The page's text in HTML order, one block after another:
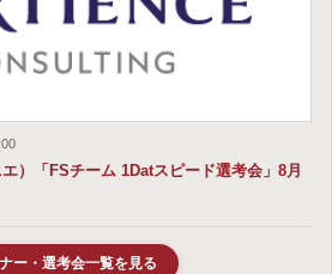
）「FSチーム 1Datスピード選考会」8月
ー・選考会一覧を見る